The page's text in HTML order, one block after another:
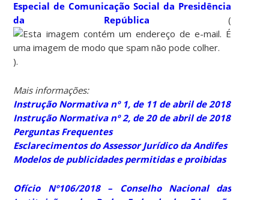
Especial de Comunicação Social da Presidência
da República (
).
Mais informações:
Instrução Normativa nº 1, de 11 de abril de 2018
Instrução Normativa nº 2, de 20 de abril de 2018
Perguntas Frequentes
Esclarecimentos do Assessor Jurídico da Andifes
Modelos de publicidades permitidas e proibidas
Ofício Nº106/2018 – Conselho Nacional das